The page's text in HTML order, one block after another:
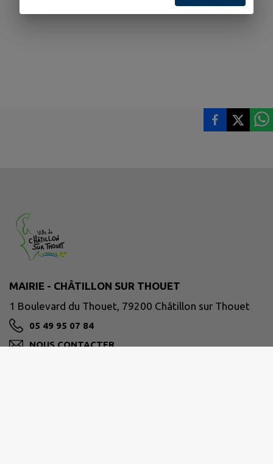
MAIRIE - CHÂTILLON SUR THOUET
1 Boulevard du Thouet, 79200 Châtillon sur Thouet
05 49 95 07 84
NOUS CONTACTER